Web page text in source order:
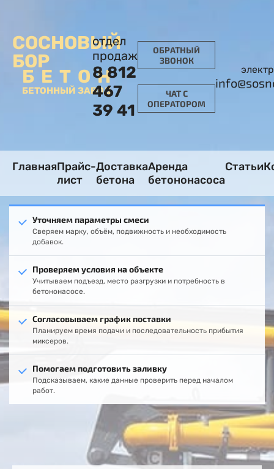
СОСНОВЫЙ
БОР
БЕТОН
БЕТОННЫЙ ЗАВОД
отдел
продаж
8 812
467
39 41
ОБРАТНЫЙ
ЗВОНОК
ЧАТ С
ОПЕРАТОРОМ
ГлавнаяПрайс-
лист
Доставка
бетона
Аренда
бетононасоса
Статьи
Уточняем параметры смеси
Сверяем марку, объём, подвижность и необходимость
добавок.
Проверяем условия на объекте
Учитываем подъезд, место разгрузки и потребность в
бетононасосе.
Согласовываем график поставки
Планируем время подачи и последовательность прибытия
миксеров.
Помогаем подготовить заливку
Подсказываем, какие данные проверить перед началом
работ.